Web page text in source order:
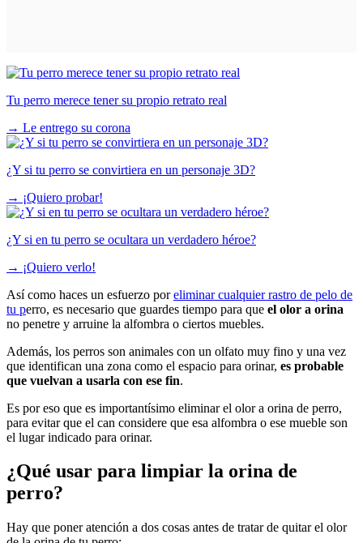
Tu perro merece tener su propio retrato real
→ Le entrego su corona
¿Y si tu perro se convirtiera en un personaje 3D?
→ ¡Quiero probar!
¿Y si en tu perro se ocultara un verdadero héroe?
→ ¡Quiero verlo!
Así como haces un esfuerzo poreliminar cualquier rastro de pelo de
tu perro, es necesario que guardes tiempo para que el olor a orina
no penetre y arruine la alfombra o ciertos muebles.
Además, los perros son animales con un olfato muy fino y una vez
que identifican una zona como el espacio para orinar, es probable
que vuelvan a usarla con ese fin.
Es por eso que es importantísimo eliminar el olor a orina de perro,
para evitar que el can considere que esa alfombra o ese mueble son
el lugar indicado para orinar.
¿Qué usar para limpiar la orina de
perro?
Hay que poner atención a dos cosas antes de tratar de quitar el olor